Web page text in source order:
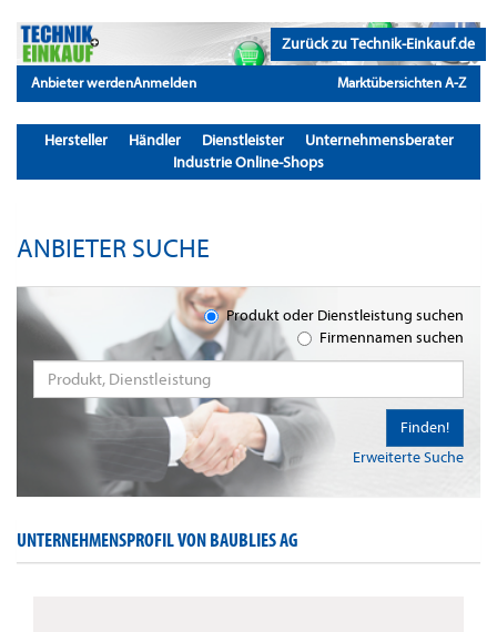
Zurück zu Technik-Einkauf.de
Anbieter werdenAnmelden Marktübersichten A-Z
Hersteller Händler Dienstleister
Unternehmensberater
Industrie Online-Shops
ANBIETER SUCHE
Produkt oder Dienstleistung suchen
Firmennamen suchen
Erweiterte Suche
Finden!
UNTERNEHMENSPROFIL VON BAUBLIES AG